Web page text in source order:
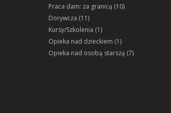
Praca dam: za granicą (10)
Dorywcza (11)
Kursy/Szkolenia (1)
Opieka nad dzieckiem (1)
Opieka nad osobą starszą (7)